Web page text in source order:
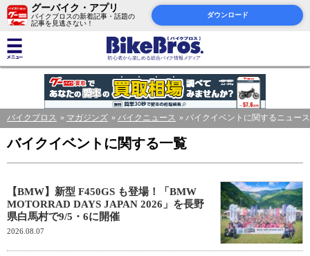
グーバイク・アプリ
バイクブロスの新着記事・話題の
記事を見逃さない！
ダウンロード
バイクブロス マガジンズ バイクニュース バイクイベントに関するニュー
バイクイベントに関する一覧
【BMW】新型 F450GS も登場！「BMW
MOTORRAD DAYS JAPAN 2026」を長野
県白馬村で9/5・6に開催
2026.08.07